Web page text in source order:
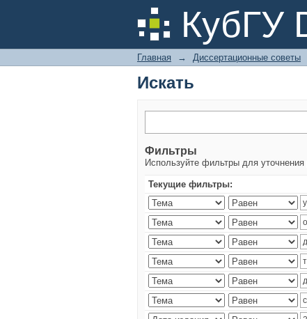
КубГУ
Искать
Главная → Диссертационные советы
Искать
Фильтры
Используйте фильтры для уточнения
Текущие фильтры: